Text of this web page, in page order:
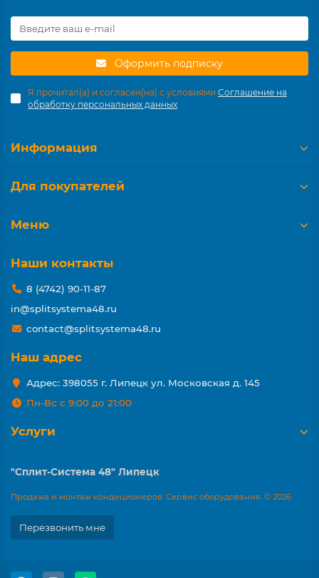
Оформить подписку
Я прочитал(а) и согласен(на) с условиями Соглашение на
обработку персональных данных
Информация
Для покупателей
Меню
Наши контакты
8 (4742) 90-11-87
in@splitsystema48.ru
contact@splitsystema48.ru
Наш адрес
Адрес: 398055 г. Липецк ул. Московская д. 145
Пн-Вс с 9:00 до 21:00
Услуги
"Сплит-Система 48" Липецк
Продажа и монтаж кондиционеров. Сервис оборудования. © 2026
Перезвонить мне